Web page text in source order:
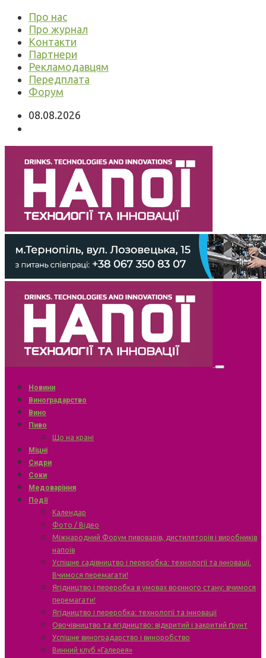
Про нас
Про журнал
Контакти
Партнери
Рекламодавцям
Передплата
Форум
08.08.2026
Новини
Виноградарство
Вино
Пиво
Що на крані
Міцні
Сидри
Соки
Медоваріння
Події
Календар
Фото / Відео
Міжнародний Форум пивоварів, дистиляторів і виробників
напоїв
Успішне садівництво і переробка: технології та інновації.
Вчимося перемагати!
Ягідництво і переробка в умовах воєнного стану: вчимося
перемагати!
Ягідництво і переробка: технології та інновації
Овочівництво та ягідництво: відкритий і закритий ґрунт
Успішне виноградарство і виноробство
Винний клуб «Галерея»